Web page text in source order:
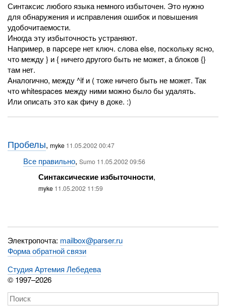
Синтаксис любого языка немного избыточен. Это нужно
для обнаружения и исправления ошибок и повышения
удобочитаемости.
Иногда эту избыточность устраняют.
Например, в парсере нет ключ. слова else, поскольку ясно,
что между } и { ничего другого быть не может, а блоков {}
там нет.
Аналогично, между ^if и ( тоже ничего быть не может. Так
что whitespaces между ними можно было бы удалять.
Или описать это как фичу в доке. :)
Пробелы,myke 11.05.2002 00:47
Все правильно, Sumo 11.05.2002 09:56
Синтаксические избыточности,
myke 11.05.2002 11:59
Электропочта: mailbox@parser.ru
Форма обратной связи
Студия Артемия Лебедева
© 1997–2026